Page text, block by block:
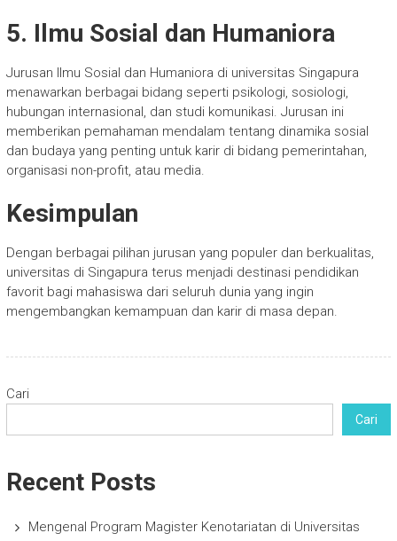
5. Ilmu Sosial dan Humaniora
Jurusan Ilmu Sosial dan Humaniora di universitas Singapura
menawarkan berbagai bidang seperti psikologi, sosiologi,
hubungan internasional, dan studi komunikasi. Jurusan ini
memberikan pemahaman mendalam tentang dinamika sosial
dan budaya yang penting untuk karir di bidang pemerintahan,
organisasi non-profit, atau media.
Kesimpulan
Dengan berbagai pilihan jurusan yang populer dan berkualitas,
universitas di Singapura terus menjadi destinasi pendidikan
favorit bagi mahasiswa dari seluruh dunia yang ingin
mengembangkan kemampuan dan karir di masa depan.
Cari
Cari
Recent Posts
Mengenal Program Magister Kenotariatan di Universitas